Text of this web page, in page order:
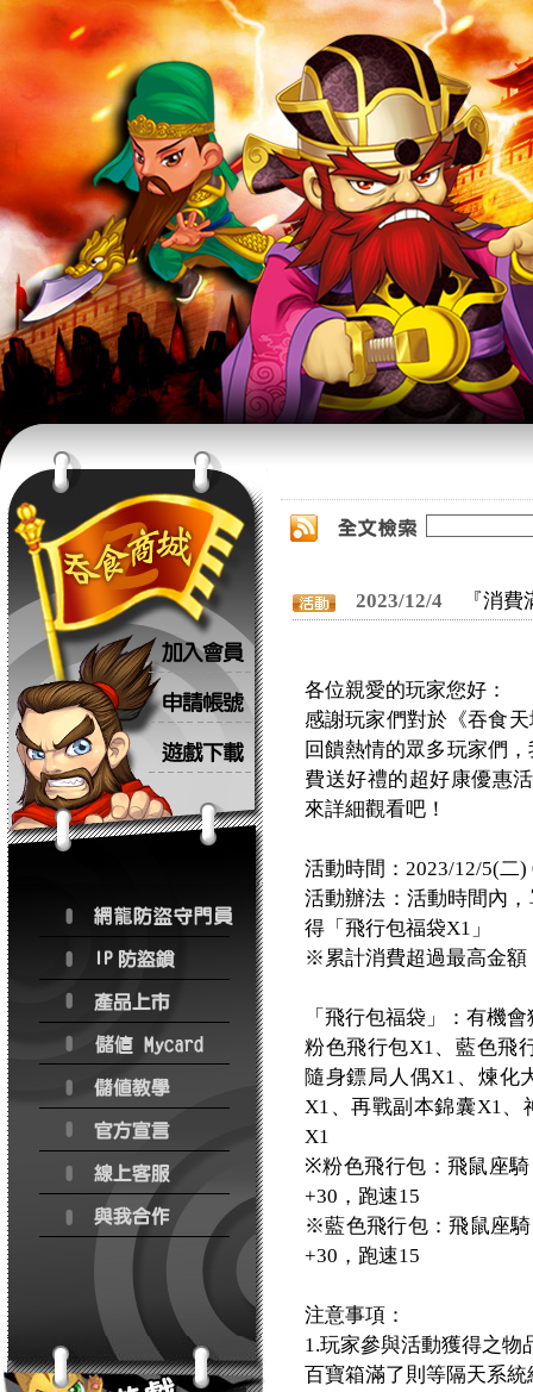
2023/12/4 『消
各位親愛的玩家您好：
感謝玩家們對於《吞食
回饋熱情的眾多玩家們
費送好禮的超好康優惠
來詳細觀看吧！
活動時間：2023/12/5(二
活動辦法：活動時間內
得「飛行包福袋X1」
※累計消費超過最高金額
「飛行包福袋」：有機
粉色飛行包X1、藍色飛
隨身鏢局人偶X1、煉化
X1、再戰副本錦囊X1、
X1
※粉色飛行包：飛鼠座
+30，跑速15
※藍色飛行包：飛鼠座
+30，跑速15
注意事項：
1.玩家參與活動獲得之
百寶箱滿了則等隔天系